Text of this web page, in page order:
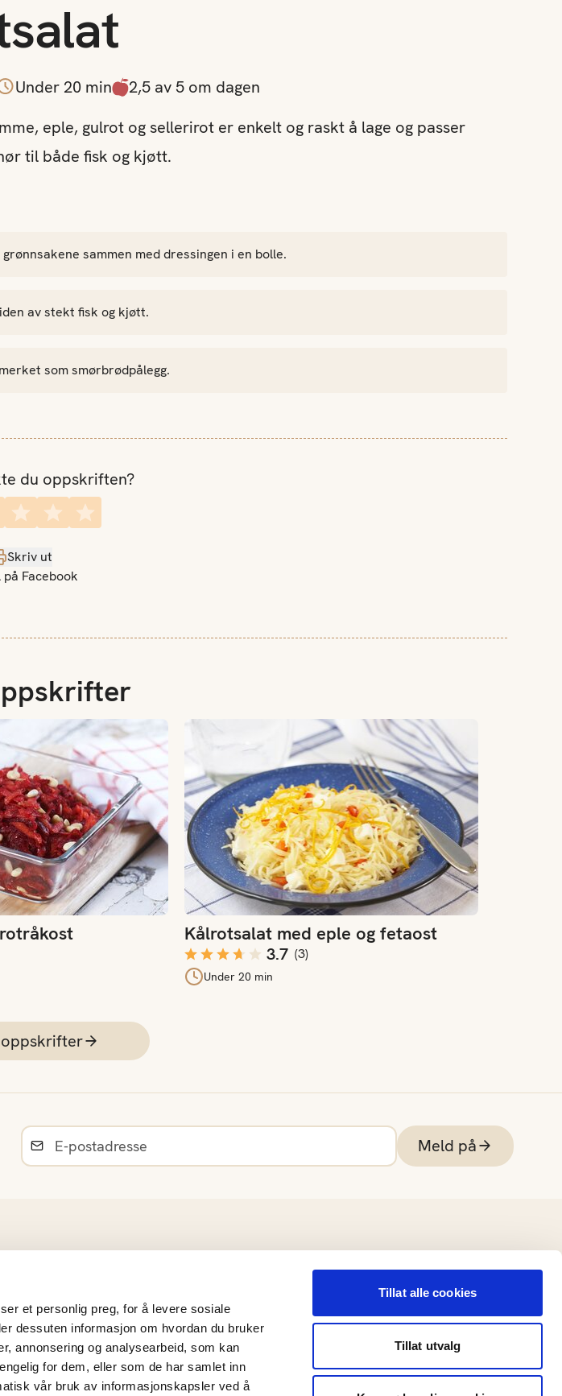
et personlig preg, for å levere sosiale
dessuten informasjon om hvordan du bruker
annonsering og analysearbeid, som kan
for dem, eller som de har samlet inn
vår bruk av informasjonskapsler ved å
Tillat alle cookies
Tillat utvalg
Under 20 min
2,5 av 5 om dagen
eple, gulrot og sellerirot er enkelt og raskt å lage og passer
til både fisk og kjøtt.
sammen med dressingen i en bolle.
av stekt fisk og kjøtt.
som smørbrødpålegg.
du oppskriften?
Skriv ut
på Facebook
Kålrotsalat med eple og fetaost
3.7 (3)
Under 20 min
Kålrotsalat med eple og fetaost
oppskrifter
Meld på
bildearkiv